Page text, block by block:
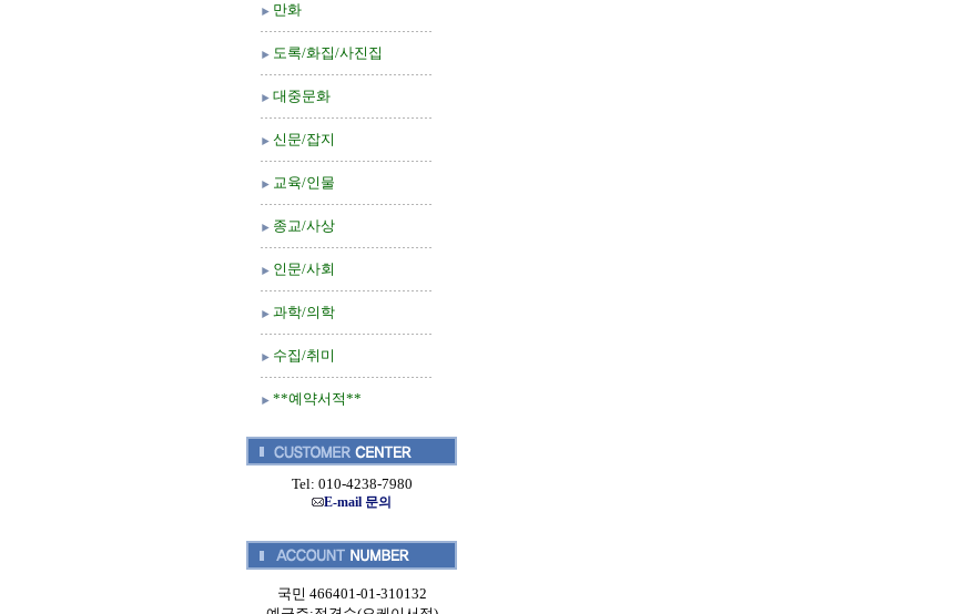
만화
도록/화집/사진집
대중문화
신문/잡지
교육/인물
종교/사상
인문/사회
과학/의학
수집/취미
**예약서적**
Tel: 010-4238-7980
E-mail 문의
국민 466401-01-310132